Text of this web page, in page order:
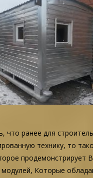
что ранее для
технику, то
продемонстрирует
Которые